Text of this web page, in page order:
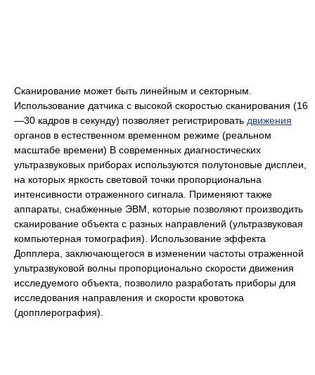
Сканирование может быть линейным и секторным.
Использование датчика с высокой скоростью сканирования (16
—30 кадров в секунду) позволяет регистрировать движения
органов в естественном временном режиме (реальном
масштабе времени) В современных диагностических
ультразвуковых приборах используются полутоновые дисплеи,
на которых яркость световой точки пропорциональна
интенсивности отраженного сигнала. Применяют также
аппараты, снабженные ЭВМ, которые позволяют производить
сканирование объекта с разных направлений (ультразвуковая
компьютерная томография). Использование эффекта
Допплера, заключающегося в изменении частоты отраженной
ультразвуковой волны пропорционально скорости движения
исследуемого объекта, позволило разработать приборы для
исследования направления и скорости кровотока
(допплерография).